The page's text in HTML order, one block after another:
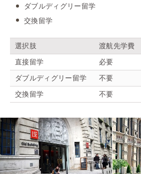
ダブルディグリー留学
交換留学
選択肢 渡航先学費
直接留学
必要
ダブルディグリー留学
不要
交換留学
不要